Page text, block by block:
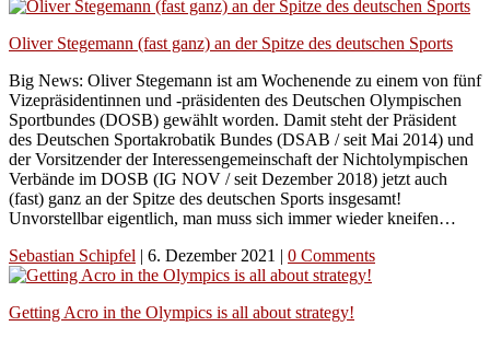
Oliver Stegemann (fast ganz) an der Spitze des deutschen Sports
Big News: Oliver Stegemann ist am Wochenende zu einem von fünf
Vizepräsidentinnen und -präsidenten des Deutschen Olympischen
Sportbundes (DOSB) gewählt worden. Damit steht der Präsident
des Deutschen Sportakrobatik Bundes (DSAB / seit Mai 2014) und
der Vorsitzender der Interessengemeinschaft der Nichtolympischen
Verbände im DOSB (IG NOV / seit Dezember 2018) jetzt auch
(fast) ganz an der Spitze des deutschen Sports insgesamt!
Unvorstellbar eigentlich, man muss sich immer wieder kneifen…
Sebastian Schipfel | 6. Dezember 2021 | 0 Comments
Getting Acro in the Olympics is all about strategy!